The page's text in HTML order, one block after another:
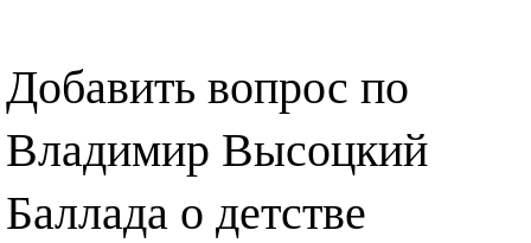
Добавить вопрос по
Владимир Высоцкий
Баллада о детстве